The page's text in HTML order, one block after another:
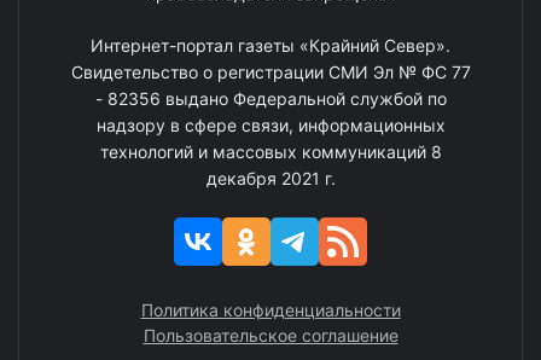
Интернет-портал газеты «Крайний Север».
Свидетельство о регистрации СМИ Эл № ФС 77
- 82356 выдано Федеральной службой по
надзору в сфере связи, информационных
технологий и массовых коммуникаций 8
декабря 2021 г.
Политика конфиденциальности
Пользовательское соглашение